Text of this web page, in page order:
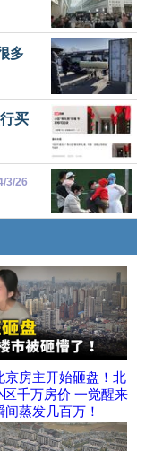
多
买
3/26
京房主开始砸盘！北
区千万房价 一觉醒来
间蒸发几百万！